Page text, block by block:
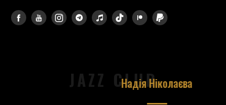
JAZZ CLUB
Надія Ніколаєва